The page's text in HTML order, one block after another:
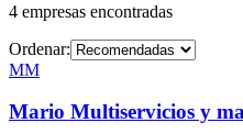
4 empresas encontradas
Ordenar:
MM
Mario Multiservicios y